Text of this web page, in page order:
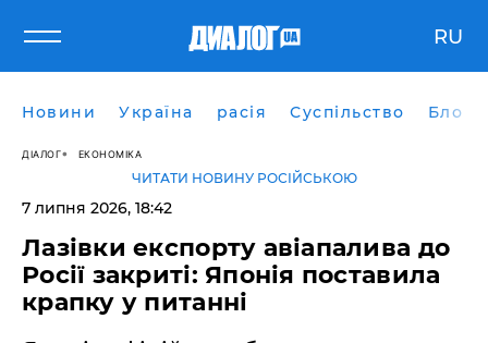
RU
Новини Україна расія Суспільство Блоги
ДІАЛОГ ЕКОНОМІКА
ЧИТАТИ НОВИНУ РОСІЙСЬКОЮ
7 липня 2026, 18:42
​Лазівки експорту авіапалива до
Росії закриті: Японія поставила
крапку у питанні